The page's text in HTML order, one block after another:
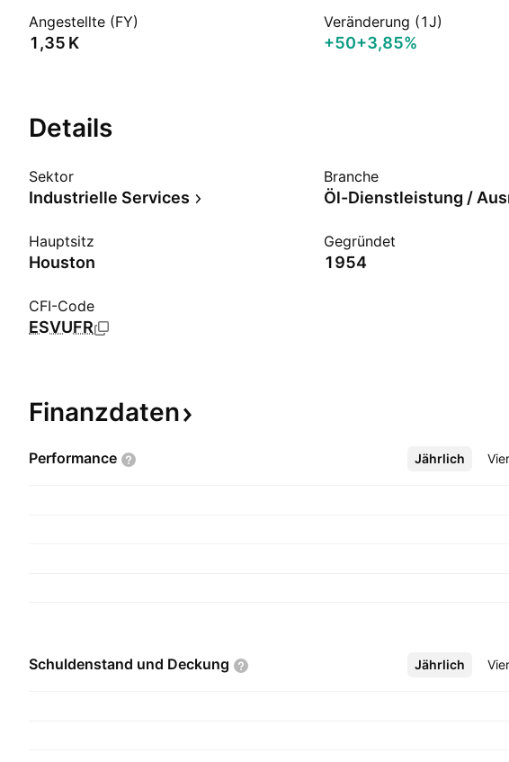
Angestellte (FY)
‪1,35 K‬
Veränderung (1J)
+50+3,85%
Details
Sektor
Industrielle Services
Branche
Öl-Dienstleistung /
Hauptsitz
Houston
Gegründet
1954
CFI-Code
ESVUFR
Finanzdaten
Performance Jährlich
Mehr
Schuldenstand und Deckung Jährlich
Mehr